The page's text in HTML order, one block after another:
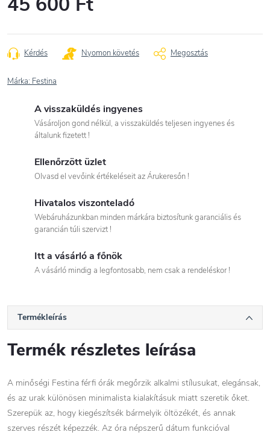
Kérdés Nyomon követés Megosztás
Márka: Festina
A visszaküldés ingyenes
Vásároljon gond nélkül, a visszaküldés teljesen ingyenes és
általunk fizetett !
Ellenőrzött üzlet
Olvasd el vevőink értékeléseit az Árukeresőn !
Hivatalos viszonteladó
Webáruházunkban minden márkára biztosítunk garanciális és
garancián túli szervizt !
Itt a vásárló a főnök
A vásárló mindig a legfontosabb, nem csak a rendeléskor !
Termékleírás
Termék részletes leírása
A minőségi Festina férfi órák megőrzik alkalmi stílusukat, elegánsak,
és az urak különösen minimalista kialakításuk miatt szeretik őket.
Szerepük az, hogy kiegészítsék bármelyik öltözékét, és annak
szerves részét képezzék. Az óra népszerű dátum funkcióval